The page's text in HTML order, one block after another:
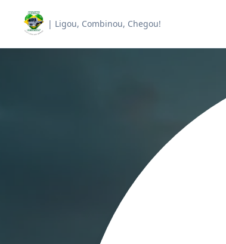
| Ligou, Combinou, Chegou!